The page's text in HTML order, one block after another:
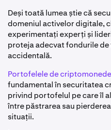
Deși toată lumea știe că
domeniul activelor digitale,
experimentați experți și
proteja adecvat fondurile
accidentală.
Portofelele de criptomonede
fundamental în securitatea
privind portofelul pe care îl
între păstrarea sau
situații.